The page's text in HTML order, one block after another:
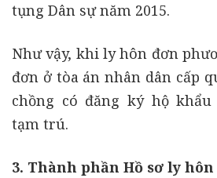
tụng Dân sự năm 2015.
Như vậy, khi ly hôn đơn
đơn ở tòa án nhân dân cấp
chồng có đăng ký hộ
tạm trú.
3. Thành phần Hồ sơ ly